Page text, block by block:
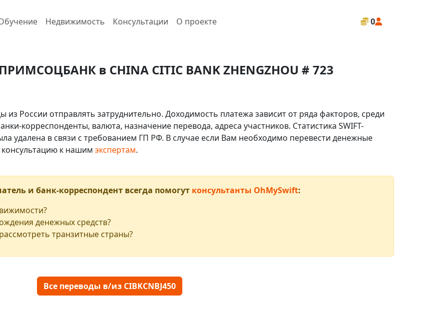
Недвижимость Консультации О проекте 0
в CHINA CITIC BANK ZHENGZHOU # 723
из России отправлять затруднительно. Доходимость платежа зависит от ряда факторов, среди
корреспонденты, валюта, назначение перевода, адреса участников. Статистика SWIFT-
удалена в связи с требованием ГП РФ. В случае если Вам необходимо перевести денежные
консультацию к нашим экспертам.
и банк-корреспондент всегда помогут консультанты OhMySwift:
денежных средств?
транзитные страны?
Все переводы в/из CIBKCNBJ450